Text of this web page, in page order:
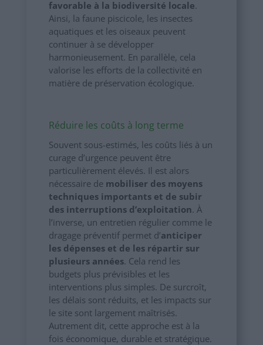
favorable à la biodiversité locale.
Ainsi, la faune piscicole, les insectes
aquatiques et les oiseaux peuvent
continuer à se développer
harmonieusement. En parallèle, cela
valorise les efforts de la collectivité en
matière de préservation écologique.
Réduire les coûts à long terme
Souvent sous-estimés, les coûts liés à un
curage d’urgence peuvent être
particulièrement élevés. Il est alors
nécessaire de mobiliser des moyens
techniques importants et de subir
des interruptions d’exploitation. À
l’inverse, un entretien régulier comme le
dragage préventif permet d’anticiper
les dépenses et de les répartir sur
plusieurs années. Cela rend les
budgets plus prévisibles et les
interventions plus simples. De surcroît,
les délais sont réduits, et les impacts sur
le site sont largement maîtrisés.
Autrement dit, cette approche est à la
fois économique, durable et stratégique.